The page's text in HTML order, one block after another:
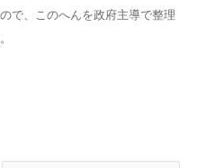
で、このへんを政府主導で整理